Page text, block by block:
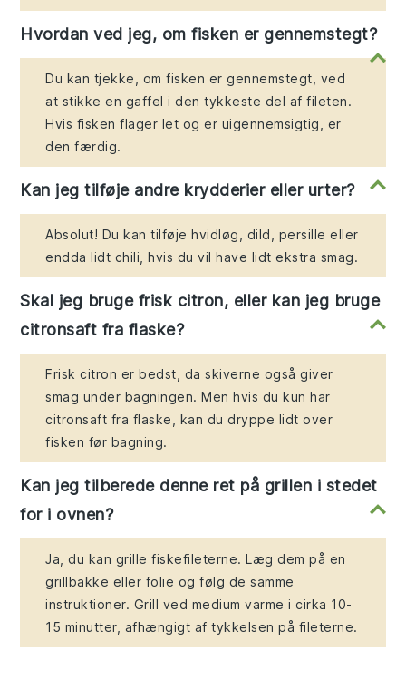
Hvordan ved jeg, om fisken er gennemstegt?
Du kan tjekke, om fisken er gennemstegt, ved
at stikke en gaffel i den tykkeste del af fileten.
Hvis fisken flager let og er uigennemsigtig, er
den færdig.
Kan jeg tilføje andre krydderier eller urter?
Absolut! Du kan tilføje hvidløg, dild, persille eller
endda lidt chili, hvis du vil have lidt ekstra smag.
Skal jeg bruge frisk citron, eller kan jeg bruge
citronsaft fra flaske?
Frisk citron er bedst, da skiverne også giver
smag under bagningen. Men hvis du kun har
citronsaft fra flaske, kan du dryppe lidt over
fisken før bagning.
Kan jeg tilberede denne ret på grillen i stedet
for i ovnen?
Ja, du kan grille fiskefileterne. Læg dem på en
grillbakke eller folie og følg de samme
instruktioner. Grill ved medium varme i cirka 10-
15 minutter, afhængigt af tykkelsen på fileterne.